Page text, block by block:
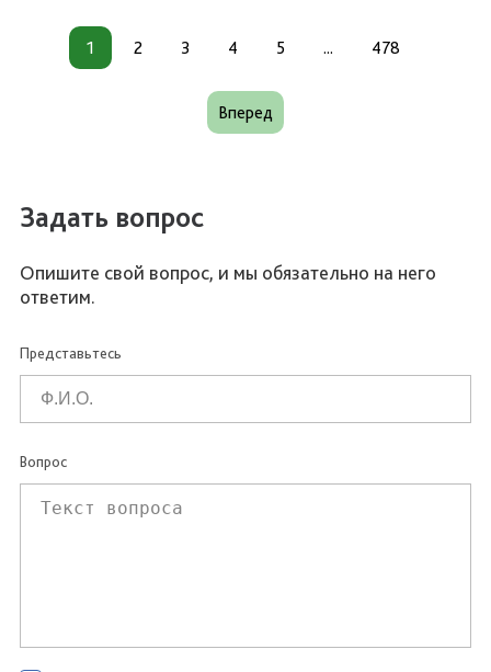
1 2 3 4 5 ... 478
Вперед
Задать вопрос
Опишите свой вопрос, и мы обязательно на него
ответим.
Представьтесь
Вопрос